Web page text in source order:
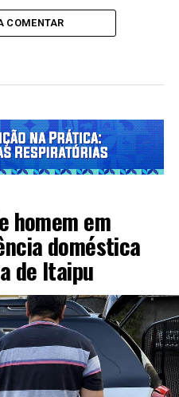
COMENTAR
homem em
doméstica
de Itaipu